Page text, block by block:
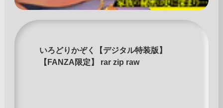
いろどりかぞく【デジタル特装版】
【FANZA限定】 rar zip raw